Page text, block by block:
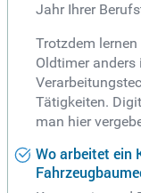
Jahr Ihrer
Trotzdem
Oldtimer anders
Tätigkeiten.
man hier
Wo arbeitet ein